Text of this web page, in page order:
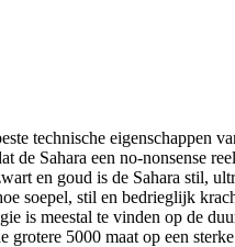
technische
de Sahara een no-nonsense
en goud is de Sahara stil,
soepel, stil en bedrieglijk
meestal te vinden op de
5000 maat op een